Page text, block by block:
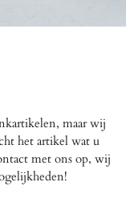
maar wij
het artikel wat u
met ons op, wij